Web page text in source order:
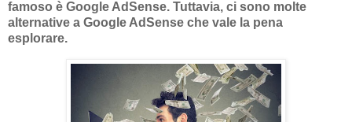
famoso è Google AdSense. Tuttavia, ci sono molte
alternative a Google AdSense che vale la pena
esplorare.